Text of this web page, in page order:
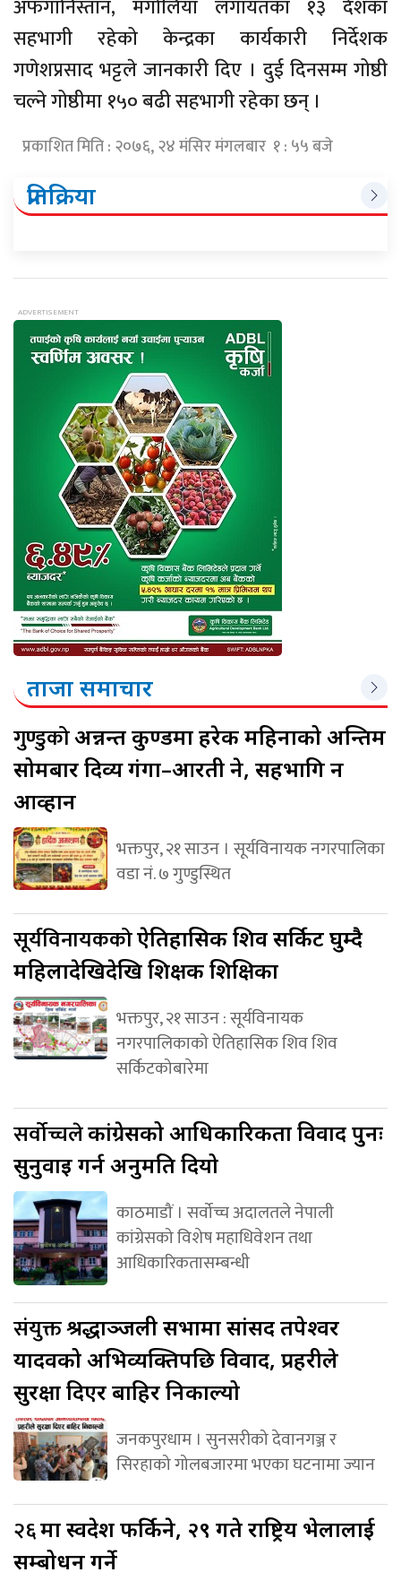
अफगानिस्तान, मंगोलिया लगायतका १३ देशका
सहभागी रहेको केन्द्रका कार्यकारी निर्देशक
गणेशप्रसाद भट्टले जानकारी दिए । दुई दिनसम्म गोष्ठी
चल्ने गोष्ठीमा १५० बढी सहभागी रहेका छन् ।
प्रकाशित मिति : २०७६, २४ मंसिर मंगलबार १ : ५५ बजे
प्रतिक्रिया
ताजा समाचार
गुण्डुकोअन्नन्त कुण्डमा हरेक महिनाको अन्तिम
सोमबार दिव्य गंगा–आरती हुने, सहभागि हुन
आव्हान
भक्तपुर, २१ साउन । सूर्यविनायक नगरपालिका
वडा नं. ७ गुण्डुस्थित
सूर्यविनायककोऐतिहासिक शिव सर्किट घुम्दै
महिलादेखिदेखि शिक्षक शिक्षिका
भक्तपुर, २१ साउन : सूर्यविनायक
नगरपालिकाको ऐतिहासिक शिव शिव
सर्किटकोबारेमा
सर्वोच्चलेकांग्रेसको आधिकारिकता विवाद पुनः
सुनुवाइ गर्न अनुमति दियो
काठमाडौं । सर्वोच्च अदालतले नेपाली
कांग्रेसको विशेष महाधिवेशन तथा
आधिकारिकतासम्बन्धी
संयुक्तश्रद्धाञ्जली सभामा सांसद तपेश्वर
यादवको अभिव्यक्तिपछि विवाद, प्रहरीले
सुरक्षा दिएर बाहिर निकाल्यो
जनकपुरधाम । सुनसरीको देवानगञ्ज र
सिरहाको गोलबजारमा भएका घटनामा ज्यान
२६मा स्वदेश फर्किने, २९ गते राष्ट्रिय भेलालाई
सम्बोधन गर्ने